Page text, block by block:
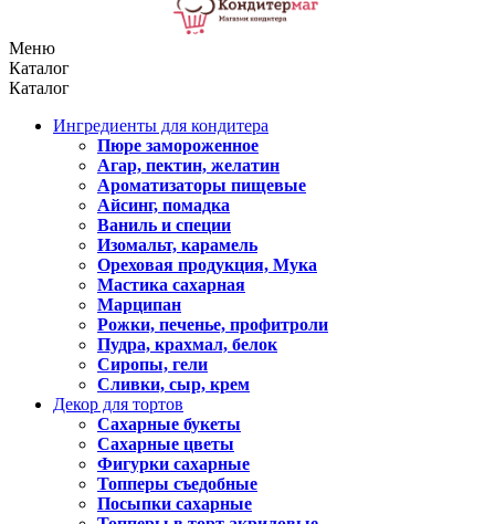
Меню
Каталог
Каталог
Ингредиенты для кондитера
Пюре замороженное
Агар, пектин, желатин
Ароматизаторы пищевые
Айсинг, помадка
Ваниль и специи
Изомальт, карамель
Ореховая продукция, Мука
Мастика сахарная
Марципан
Рожки, печенье, профитроли
Пудра, крахмал, белок
Сиропы, гели
Сливки, сыр, крем
Декор для тортов
Сахарные букеты
Сахарные цветы
Фигурки сахарные
Топперы съедобные
Посыпки сахарные